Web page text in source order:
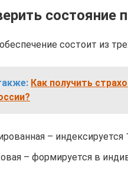
состояние
состоит из
Как получить
– индексируется
– формируется в